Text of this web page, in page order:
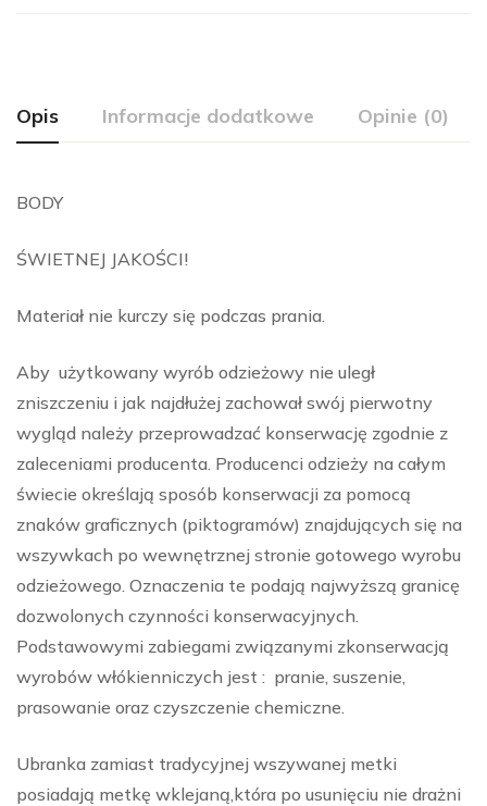
Opis Informacje dodatkowe Opinie (0)
BODY
ŚWIETNEJ JAKOŚCI!
Materiał nie kurczy się podczas prania.
Aby użytkowany wyrób odzieżowy nie uległ
zniszczeniu i jak najdłużej zachował swój pierwotny
wygląd należy przeprowadzać konserwację zgodnie z
zaleceniami producenta. Producenci odzieży na całym
świecie określają sposób konserwacji za pomocą
znaków graficznych (piktogramów) znajdujących się na
wszywkach po wewnętrznej stronie gotowego wyrobu
odzieżowego. Oznaczenia te podają najwyższą granicę
dozwolonych czynności konserwacyjnych.
Podstawowymi zabiegami związanymi zkonserwacją
wyrobów włókienniczych jest : pranie, suszenie,
prasowanie oraz czyszczenie chemiczne.
Ubranka zamiast tradycyjnej wszywanej metki
posiadają metkę wklejaną,która po usunięciu nie drażni